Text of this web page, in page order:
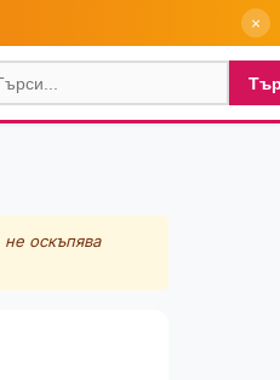
×
не оскъпява